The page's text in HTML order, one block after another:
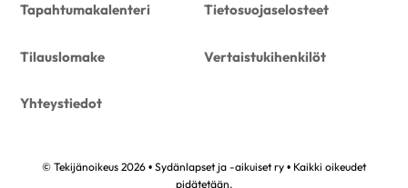
Tapahtumakalenteri Tietosuojaselosteet
Tilauslomake Vertaistukihenkilöt
Yhteystiedot
© Tekijänoikeus 2026 • Sydänlapset ja -aikuiset ry • Kaikki oikeudet
pidätetään.